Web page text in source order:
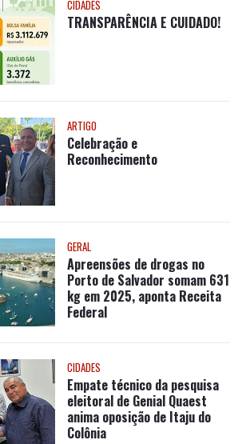
CIDADES
TRANSPARÊNCIA E CUIDADO!
ARTIGO
Celebração e
Reconhecimento
GERAL
Apreensões de drogas no
Porto de Salvador somam 631
kg em 2025, aponta Receita
Federal
CIDADES
Empate técnico da pesquisa
eleitoral de Genial Quaest
anima oposição de Itaju do
Colônia